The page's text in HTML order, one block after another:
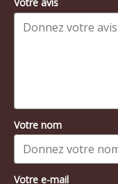
Votre nom
Votre e-mail